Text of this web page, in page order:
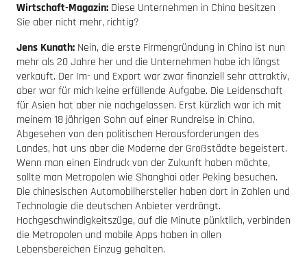
Wirtschaft-Magazin: Diese Unternehmen in China besitzen
Sie aber nicht mehr, richtig?
Jens Kunath: Nein, die erste Firmengründung in China ist nun
mehr als 20 Jahre her und die Unternehmen habe ich längst
verkauft. Der Im- und Export war zwar finanziell sehr attraktiv,
aber war für mich keine erfüllende Aufgabe. Die Leidenschaft
für Asien hat aber nie nachgelassen. Erst kürzlich war ich mit
meinem 18 jährigen Sohn auf einer Rundreise in China.
Abgesehen von den politischen Herausforderungen des
Landes, hat uns aber die Moderne der Großstädte begeistert.
Wenn man einen Eindruck von der Zukunft haben möchte,
sollte man Metropolen wie Shanghai oder Peking besuchen.
Die chinesischen Automobilhersteller haben dort in Zahlen und
Technologie die deutschen Anbieter verdrängt.
Hochgeschwindigkeitszüge, auf die Minute pünktlich, verbinden
die Metropolen und mobile Apps haben in allen
Lebensbereichen Einzug gehalten.